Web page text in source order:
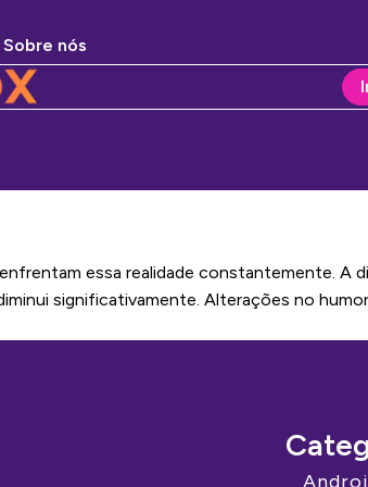
Sobre nós
essa realidade constantemente. A
significativamente. Alterações no